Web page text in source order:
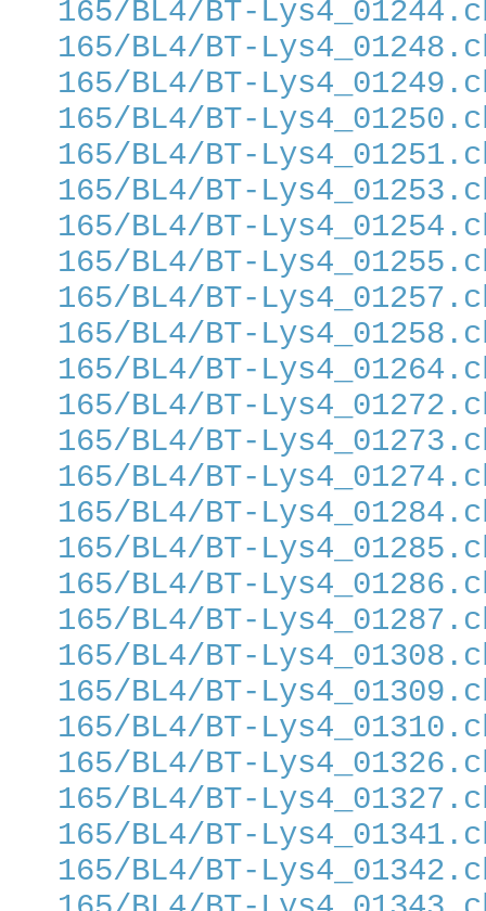
165/BL4/BT-
165/BL4/BT-
165/BL4/BT-
165/BL4/BT-
165/BL4/BT-
165/BL4/BT-
165/BL4/BT-
165/BL4/BT-
165/BL4/BT-
165/BL4/BT-
165/BL4/BT-
165/BL4/BT-
165/BL4/BT-
165/BL4/BT-
165/BL4/BT-
165/BL4/BT-
165/BL4/BT-
165/BL4/BT-
165/BL4/BT-
165/BL4/BT-
165/BL4/BT-
165/BL4/BT-
165/BL4/BT-
165/BL4/BT-
165/BL4/BT-